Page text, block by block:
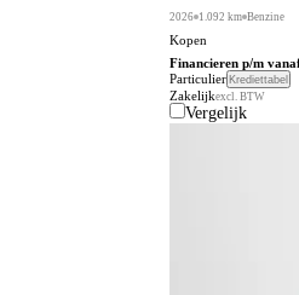
2026 1.092 km Benzine
Kopen
Financieren p/m
Particulier Krediettabel
Zakelijkexcl. BTW
Vergelijk